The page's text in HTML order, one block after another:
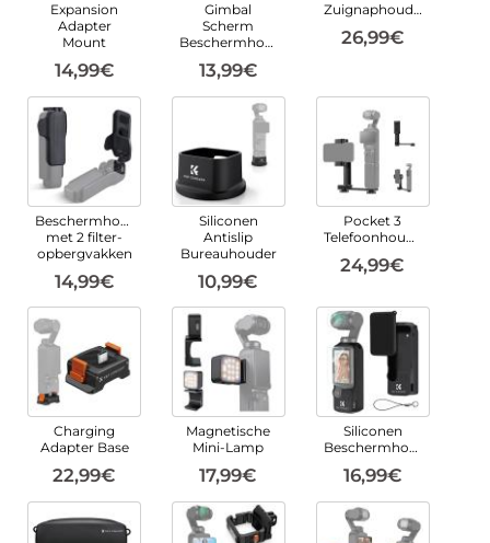
Expansion
Adapter
Mount
14,99€
Gimbal
Scherm
Beschermhoes
13,99€
Zuignaphouder
26,99€
Beschermhoes
met 2 filter-
opbergvakken
14,99€
Siliconen
Antislip
Bureauhouder
10,99€
Pocket 3
Telefoonhouder
24,99€
Charging
Adapter Base
22,99€
Magnetische
Mini-Lamp
17,99€
Siliconen
Beschermhoes
16,99€